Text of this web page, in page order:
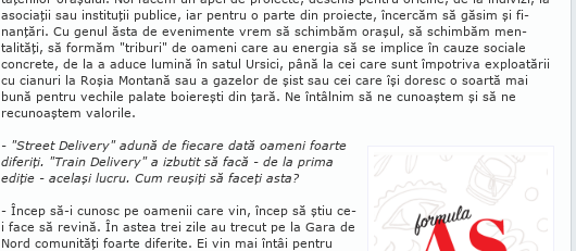
asociaţii sau instituţii pu­blice, iar pentru o parte din proiecte, încercăm să gă­sim şi fi­
nanţări. Cu genul ăsta de evenimente vrem să schim­băm oraşul, să schimbăm men­
talităţi, să formăm "tri­buri" de oameni care au ener­gia să se implice în cauze sociale
concrete, de la a aduce lumină în satul Ursici, până la cei care sunt îm­potriva exploatării
cu cianuri la Roşia Montană sau a gazelor de şist sau cei care îşi doresc o soartă mai
bună pentru vechile palate bo­iereşti din ţară. Ne întâlnim să ne cunoaştem şi să ne
recunoaştem valorile.
- "Street Delivery" adună de fiecare dată oameni foarte
diferiţi. "Train Delivery" a izbutit să facă - de la prima
ediţie - acelaşi lucru. Cum reuşiţi să faceţi asta?
- Încep să-i cunosc pe oamenii care vin, încep să ştiu ce-
i face să revină. În astea trei zile au trecut pe la Gara de
Nord comunităţi foarte diferite. Ei vin mai întâi pentru